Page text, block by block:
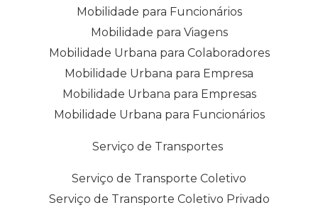
Mobilidade para Funcionários
Mobilidade para Viagens
Mobilidade Urbana para Colaboradores
Mobilidade Urbana para Empresa
Mobilidade Urbana para Empresas
Mobilidade Urbana para Funcionários
Serviço de Transportes
Serviço de Transporte Coletivo
Serviço de Transporte Coletivo Privado